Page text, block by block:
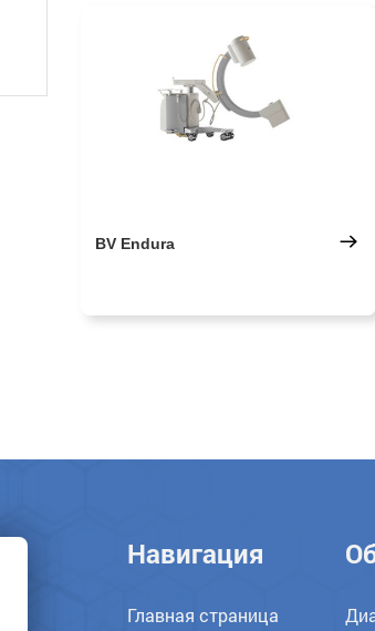
BV Endura
Навигация
Главная страница